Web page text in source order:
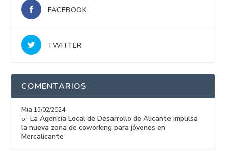
FACEBOOK
TWITTER
COMENTARIOS
Mia 15/02/2024
on La Agencia Local de Desarrollo de Alicante impulsa
la nueva zona de coworking para jóvenes en
Mercalicante